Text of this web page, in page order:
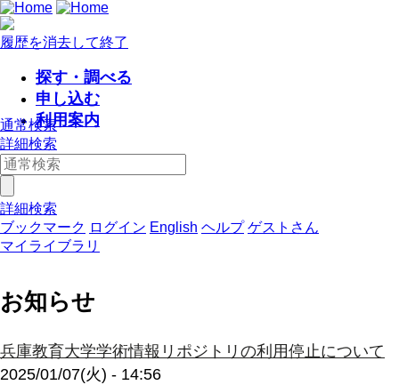
履歴を消去して終了
探す・調べる
申し込む
利用案内
通常検索
詳細検索
詳細検索
ブックマーク ログイン English ヘルプ ゲストさん
マイライブラリ
お知らせ
兵庫教育大学学術情報リポジトリの利用停止について
2025/01/07(火) - 14:56